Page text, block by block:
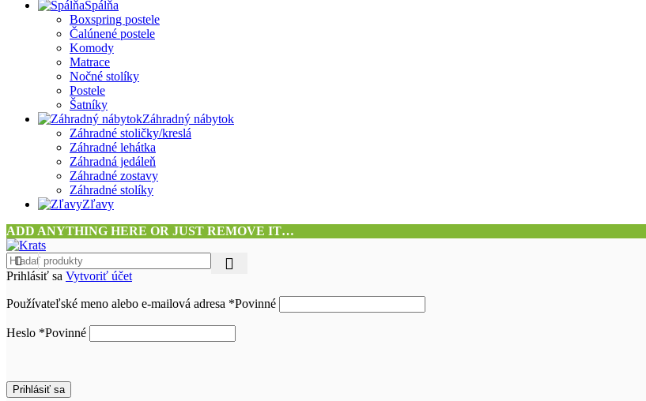
Spálňa
Boxspring postele
Čalúnené postele
Komody
Matrace
Nočné stolíky
Postele
Šatníky
Záhradný nábytok
Záhradné stoličky/kreslá
Záhradné lehátka
Záhradná jedáleň
Záhradné zostavy
Záhradné stolíky
Zľavy
ADD ANYTHING HERE OR JUST REMOVE IT…
Prihlásiť sa Vytvoriť účet
Používateľské meno alebo e-mailová adresa *Povinné
Heslo *Povinné
Prihlásiť sa